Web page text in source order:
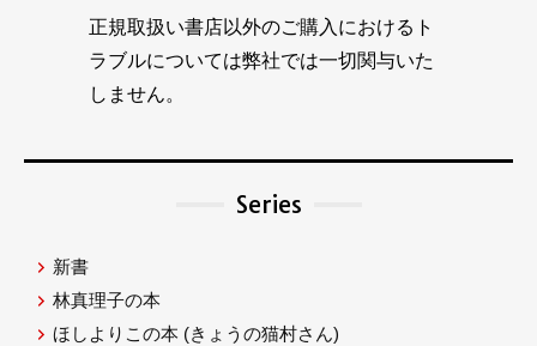
正規取扱い書店以外のご購入におけるト
ラブルについては弊社では一切関与いた
しません。
Series
新書
林真理子の本
ほしよりこの本 (きょうの猫村さん)